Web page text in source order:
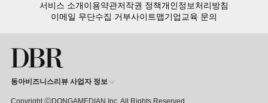
서비스 소개이용약관저작권 정책개인정보처리방침
이메일 무단수집 거부사이트맵기업교육 문의
동아비즈니스리뷰 사업자 정보
Copyright ⒸDONGAMEDIAN Inc. All Rights Reserved